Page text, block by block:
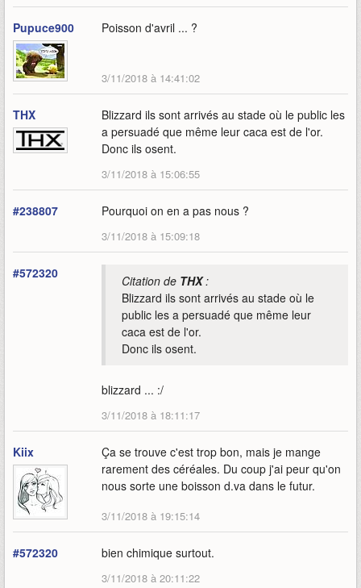
Pupuce900 Poisson d'avril ... ?
3/11/2018 à 14:41:02
THX
Blizzard ils sont arrivés au stade où le public les
a persuadé que même leur caca est de l'or.
Donc ils osent.
3/11/2018 à 15:06:55
#238807 Pourquoi on en a pas nous ?
3/11/2018 à 15:09:18
#572320 Citation de THX:
Blizzard ils sont arrivés au stade où le
public les a persuadé que même leur
caca est de l'or.
Donc ils osent.
blizzard ... :/
3/11/2018 à 18:11:17
Kiix
Ça se trouve c'est trop bon, mais je mange
rarement des céréales. Du coup j'ai peur qu'on
nous sorte une boisson d.va dans le futur.
3/11/2018 à 19:15:14
#572320 bien chimique surtout.
3/11/2018 à 20:11:22